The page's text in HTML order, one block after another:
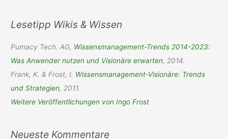
h
Lesetipp Wikis & Wissen
Pumacy Tech. AG, Wissensmanagement-Trends 2014-2023:
Was Anwender nutzen und Visionäre erwarten, 2014.
Frank, K. & Frost, I. Wissensmanagement-Visionäre: Trends
und Strategien, 2011.
Weitere Veröffentlichungen von Ingo Frost
Neueste Kommentare